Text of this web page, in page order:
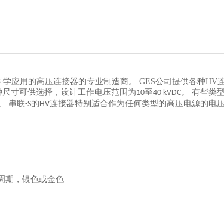
应用的高压连接器的专业制造商。 GES公司提供各种HV
寸可供选择，设计工作电压范围为10至40 kVDC。
有些类
串联-S的HV连接器特别适合作为任何类型的高压电源的电压
期，银色或金色